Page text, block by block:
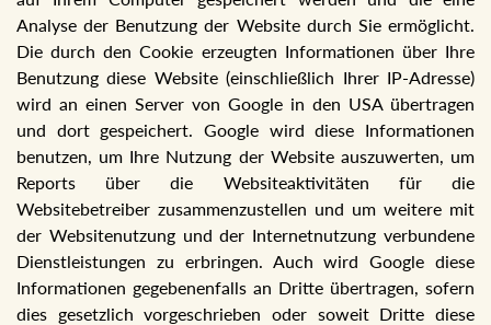
Analyse der Benutzung der Website durch Sie ermöglicht.
Die durch den Cookie erzeugten Informationen über Ihre
Benutzung diese Website (einschließlich Ihrer IP-Adresse)
wird an einen Server von Google in den USA übertragen
und dort gespeichert. Google wird diese Informationen
benutzen, um Ihre Nutzung der Website auszuwerten, um
Reports über die Websiteaktivitäten für die
Websitebetreiber zusammenzustellen und um weitere mit
der Websitenutzung und der Internetnutzung verbundene
Dienstleistungen zu erbringen. Auch wird Google diese
Informationen gegebenenfalls an Dritte übertragen, sofern
dies gesetzlich vorgeschrieben oder soweit Dritte diese